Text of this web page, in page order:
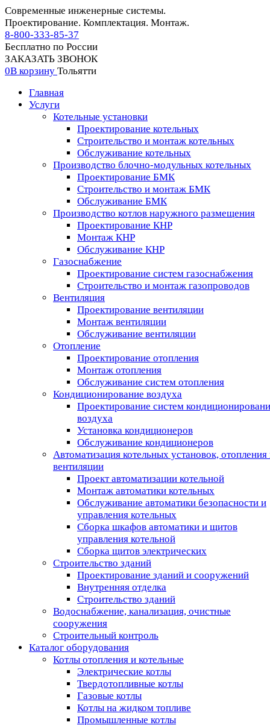
Современные инженерные системы.
Проектирование. Комплектация. Монтаж.
8-800-333-85-37
Бесплатно по России
ЗАКАЗАТЬ ЗВОНОК
0В корзину Тольятти
Главная
Услуги
Котельные установки
Проектирование котельных
Строительство и монтаж котельных
Обслуживание котельных
Производство блочно-модульных котельных
Проектирование БМК
Строительство и монтаж БМК
Обслуживание БМК
Производство котлов наружного размещения
Проектирование КНР
Монтаж КНР
Обслуживание КНР
Газоснабжение
Проектирование систем газоснабжения
Строительство и монтаж газопроводов
Вентиляция
Проектирование вентиляции
Монтаж вентиляции
Обслуживание вентиляции
Отопление
Проектирование отопления
Монтаж отопления
Обслуживание систем отопления
Кондиционирование воздуха
Проектирование систем
воздуха
Установка кондиционеров
Обслуживание кондиционеров
Автоматизация котельных установок, отопления
вентиляции
Проект автоматизации котельной
Монтаж автоматики котельных
Обслуживание автоматики безопасности и
управления котельных
Сборка шкафов автоматики и щитов
управления котельной
Сборка щитов электрических
Строительство зданий
Проектирование зданий и сооружений
Внутренняя отделка
Строительство зданий
Водоснабжение, канализация, очистные
сооружения
Строительный контроль
Каталог оборудования
Котлы отопления и котельные
Электрические котлы
Твердотопливные котлы
Газовые котлы
Котлы на жидком топливе
Промышленные котлы